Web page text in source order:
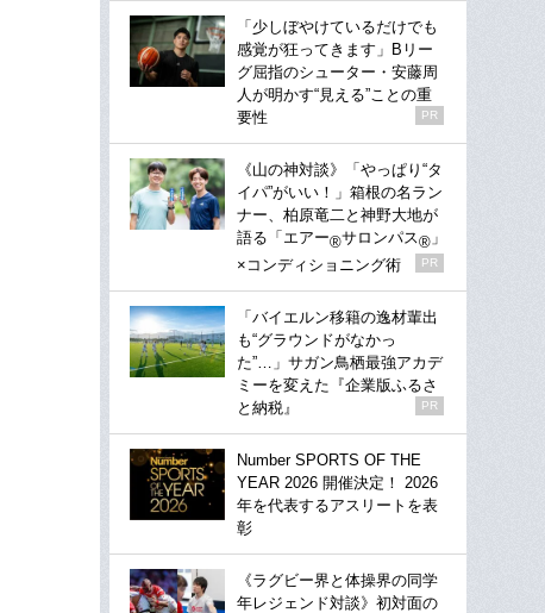
「少しぼやけているだけでも
感覚が狂ってきます」Bリー
グ屈指のシューター・安藤周
人が明かす“見える”ことの重
要性
PR
《山の神対談》「やっぱり“タ
イパ”がいい！」箱根の名ラン
ナー、柏原竜二と神野大地が
語る「エアー®サロンパス® 」
×コンディショニング術
PR
「バイエルン移籍の逸材輩出
も“グラウンドがなかっ
た”…」サガン鳥栖最強アカデ
ミーを変えた『企業版ふるさ
と納税』
PR
Number SPORTS OF THE
YEAR 2026 開催決定！ 2026
年を代表するアスリートを表
彰
《ラグビー界と体操界の同学
年レジェンド対談》初対面の